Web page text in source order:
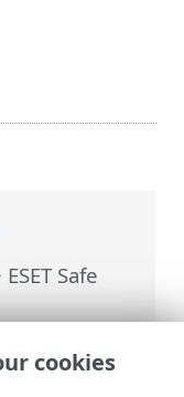
ESET Safe
>
жою >
cookies